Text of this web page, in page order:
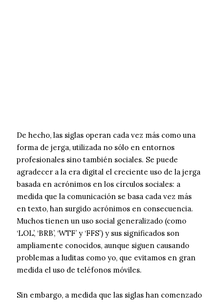
De hecho, las siglas operan cada vez más como una
forma de jerga, utilizada no sólo en entornos
profesionales sino también sociales. Se puede
agradecer a la era digital el creciente uso de la jerga
basada en acrónimos en los círculos sociales: a
medida que la comunicación se basa cada vez más
en texto, han surgido acrónimos en consecuencia.
Muchos tienen un uso social generalizado (como
‘LOL’, ‘BRB’, ‘WTF’ y ‘FFS’) y sus significados son
ampliamente conocidos, aunque siguen causando
problemas a luditas como yo, que evitamos en gran
medida el uso de teléfonos móviles.
Sin embargo, a medida que las siglas han comenzado